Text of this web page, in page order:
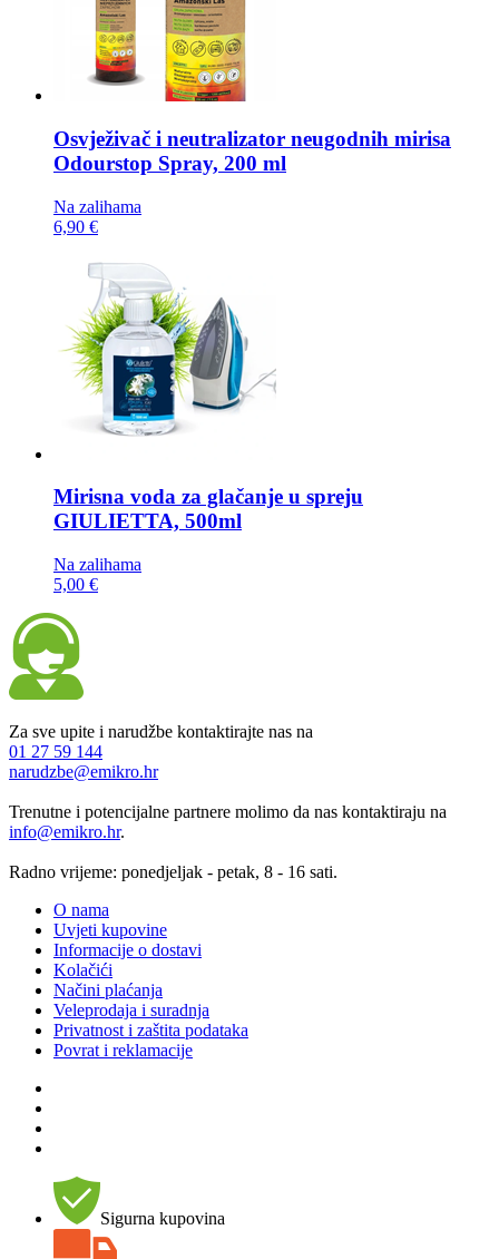
Osvježivač i neutralizator neugodnih mirisa
Odourstop Spray, 200 ml
Na zalihama
6,90 €
Mirisna voda za glačanje u spreju
GIULIETTA, 500ml
Na zalihama
5,00 €
Za sve upite i narudžbe kontaktirajte nas na
01 27 59 144
narudzbe@emikro.hr
Trenutne i potencijalne partnere molimo da nas kontaktiraju na
info@emikro.hr.
Radno vrijeme: ponedjeljak - petak, 8 - 16 sati.
O nama
Uvjeti kupovine
Informacije o dostavi
Kolačići
Načini plaćanja
Veleprodaja i suradnja
Privatnost i zaštita podataka
Povrat i reklamacije
Sigurna kupovina